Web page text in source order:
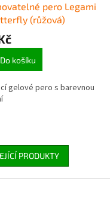
pero Legami
(růžová)
Do košíku
gelové pero s barevnou
PRODUKTY